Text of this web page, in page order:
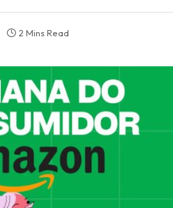
2 Mins Read